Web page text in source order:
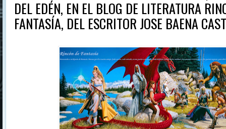
DEL EDÉN, EN EL BLOG DE LITERATURA
FANTASÍA, DEL ESCRITOR JOSE BAENA